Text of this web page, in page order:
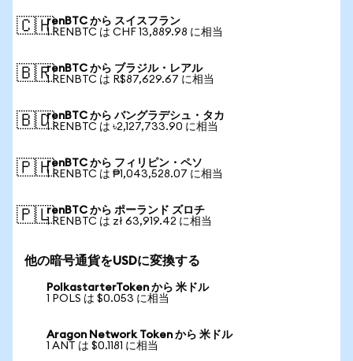
🇨🇭renBTC から スイスフラン
1 RENBTC は CHF 13,889.98 に相当
🇧🇷renBTC から ブラジル・レアル
1 RENBTC は R$87,629.67 に相当
🇧🇩renBTC から バングラデシュ・タカ
1 RENBTC は ৳2,127,733.90 に相当
🇵🇭renBTC から フィリピン・ペソ
1 RENBTC は ₱1,043,528.07 に相当
🇵🇱renBTC から ポーランド ズロチ
1 RENBTC は zł 63,919.42 に相当
他の暗号通貨をUSDに変換する
PolkastarterToken から 米ドル
1 POLS は $0.053 に相当
Aragon Network Token から 米ドル
1 ANT は $0.1181 に相当